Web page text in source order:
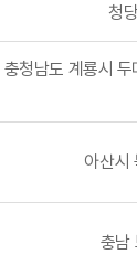
청
충청남도 계룡시
아산시
충남